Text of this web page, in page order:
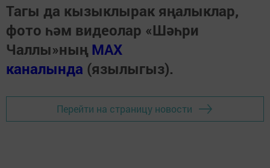
Тагы да кызыклырак яңалыклар,
фото һәм видеолар «Шәһри
Чаллы»ның MAX
каналында (язылыгыз).
Перейти на страницу новости